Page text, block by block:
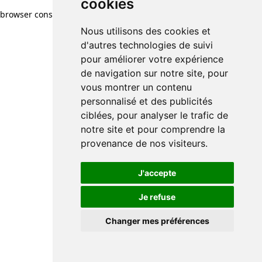
cookies
Nous utilisons des cookies et
d'autres technologies de suivi
pour améliorer votre expérience
de navigation sur notre site, pour
vous montrer un contenu
personnalisé et des publicités
ciblées, pour analyser le trafic de
notre site et pour comprendre la
provenance de nos visiteurs.
J'accepte
Je refuse
Changer mes préférences
cookies
Nous utilisons des cookies et
d'autres technologies de suivi
pour améliorer votre expérience
de navigation sur notre site, pour
vous montrer un contenu
personnalisé et des publicités
ciblées, pour analyser le trafic de
notre site et pour comprendre la
provenance de nos visiteurs.
J'accepte
Je refuse
Changer mes préférences
browser console for more information)